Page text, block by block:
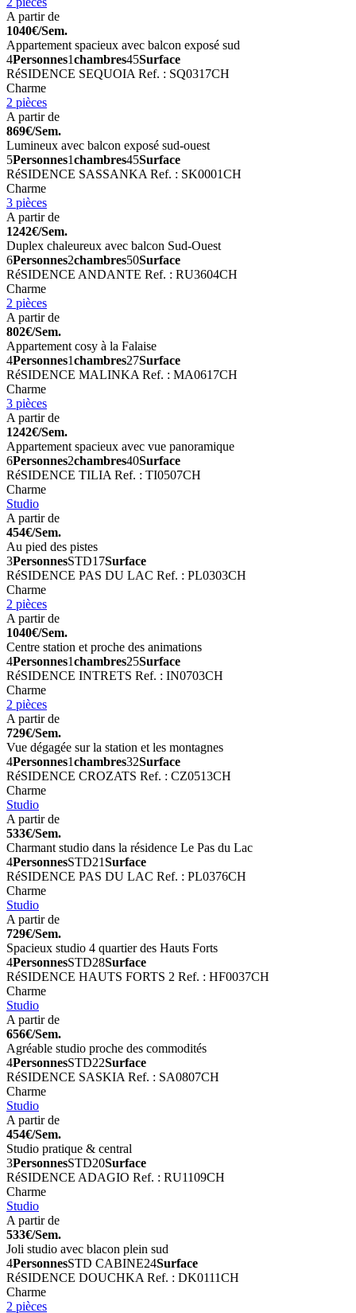
A partir de
1040€/Sem.
Appartement spacieux avec balcon exposé sud
4Personnes1chambres45Surface
RéSIDENCE SEQUOIA Ref. : SQ0317CH
Charme
2 pièces
A partir de
869€/Sem.
Lumineux avec balcon exposé sud-ouest
5Personnes1chambres45Surface
RéSIDENCE SASSANKA Ref. : SK0001CH
Charme
3 pièces
A partir de
1242€/Sem.
Duplex chaleureux avec balcon Sud-Ouest
6Personnes2chambres50Surface
RéSIDENCE ANDANTE Ref. : RU3604CH
Charme
2 pièces
A partir de
802€/Sem.
Appartement cosy à la Falaise
4Personnes1chambres27Surface
RéSIDENCE MALINKA Ref. : MA0617CH
Charme
3 pièces
A partir de
1242€/Sem.
Appartement spacieux avec vue panoramique
6Personnes2chambres40Surface
RéSIDENCE TILIA Ref. : TI0507CH
Charme
Studio
A partir de
454€/Sem.
Au pied des pistes
3PersonnesSTD17Surface
RéSIDENCE PAS DU LAC Ref. : PL0303CH
Charme
2 pièces
A partir de
1040€/Sem.
Centre station et proche des animations
4Personnes1chambres25Surface
RéSIDENCE INTRETS Ref. : IN0703CH
Charme
2 pièces
A partir de
729€/Sem.
Vue dégagée sur la station et les montagnes
4Personnes1chambres32Surface
RéSIDENCE CROZATS Ref. : CZ0513CH
Charme
Studio
A partir de
533€/Sem.
Charmant studio dans la résidence Le Pas du Lac
4PersonnesSTD21Surface
RéSIDENCE PAS DU LAC Ref. : PL0376CH
Charme
Studio
A partir de
729€/Sem.
Spacieux studio 4 quartier des Hauts Forts
4PersonnesSTD28Surface
RéSIDENCE HAUTS FORTS 2 Ref. : HF0037CH
Charme
Studio
A partir de
656€/Sem.
Agréable studio proche des commodités
4PersonnesSTD22Surface
RéSIDENCE SASKIA Ref. : SA0807CH
Charme
Studio
A partir de
454€/Sem.
Studio pratique & central
3PersonnesSTD20Surface
RéSIDENCE ADAGIO Ref. : RU1109CH
Charme
Studio
A partir de
533€/Sem.
Joli studio avec blacon plein sud
4PersonnesSTD CABINE24Surface
RéSIDENCE DOUCHKA Ref. : DK0111CH
Charme
2 pièces